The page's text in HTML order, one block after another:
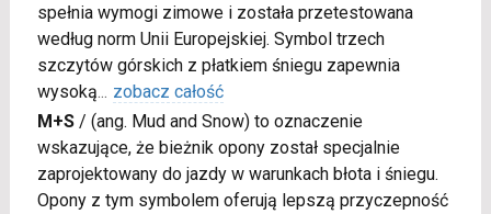
spełnia wymogi zimowe i została przetestowana
według norm Unii Europejskiej. Symbol trzech
szczytów górskich z płatkiem śniegu zapewnia
wysoką... zobacz całość
M+S/ (ang. Mud and Snow) to oznaczenie
wskazujące, że bieżnik opony został specjalnie
zaprojektowany do jazdy w warunkach błota i śniegu.
Opony z tym symbolem oferują lepszą przyczepność